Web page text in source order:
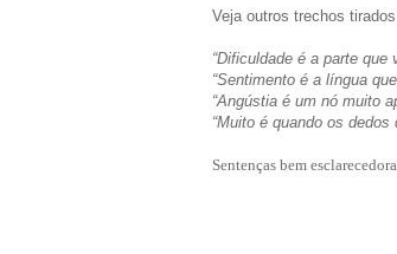
Veja outros trechos
“Dificuldade é a parte que
“Sentimento é a língua
“Angústia é um nó muito
“Muito é quando os
Sentenças bem